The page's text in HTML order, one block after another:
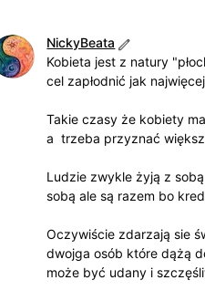
NickyBeata
Kobieta jest z natury
cel zapłodnić jak
Takie czasy że kobiety
a trzeba przyznać
Ludzie zwykle żyją z
sobą ale są razem bo
Oczywiście zdarzają sie
dwojga osób które dążą
może być udany i